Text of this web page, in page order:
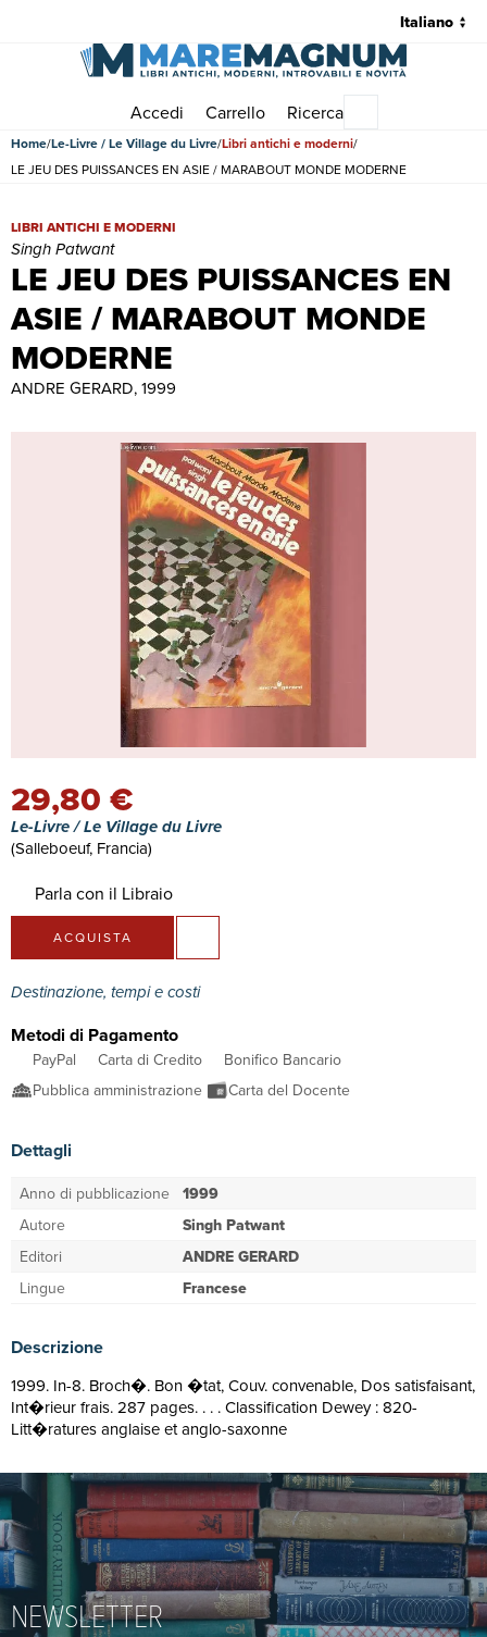
Accedi Carrello Ricerca
Home Le-Livre / Le Village du Livre Libri antichi e moderni
LE JEU DES PUISSANCES EN ASIE / MARABOUT MONDE MODERNE
LE JEU DES PUISSANCES EN
ASIE / MARABOUT MONDE
MODERNE
LE JEU DES PUISSANCES EN ASIE / MARABOUT MONDE
LIBRI ANTICHI E MODERNI
Singh Patwant
ANDRE GERARD, 1999
29,80 €
Le-Livre / Le Village du Livre
(Salleboeuf, Francia)
Parla con il Libraio
ACQUISTA
Destinazione, tempi e costi
Metodi di Pagamento
PayPal Carta di Credito
Bonifico Bancario
Pubblica amministrazione
Carta del Docente
Dettagli
Anno di pubblicazione 1999
Autore
Singh Patwant
Editori
ANDRE GERARD
Lingue
Francese
Descrizione
1999. In-8. Broch�. Bon �tat, Couv. convenable, Dos satisfaisant,
Int�rieur frais. 287 pages. . . . Classification Dewey : 820-
Litt�ratures anglaise et anglo-saxonne
NEWSLETTER